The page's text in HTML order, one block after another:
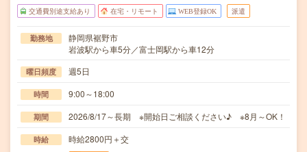
交通費別途支給あり 在宅・リモート WEB登録OK 派遣
勤務地
静岡県裾野市
岩波駅から車5分／富士岡駅から車12分
曜日頻度 週5日
時間 9:00～18:00
期間 2026/8/17～長期 ※開始日ご相談ください♪ ※8月～OK！
時給 時給2800円＋交